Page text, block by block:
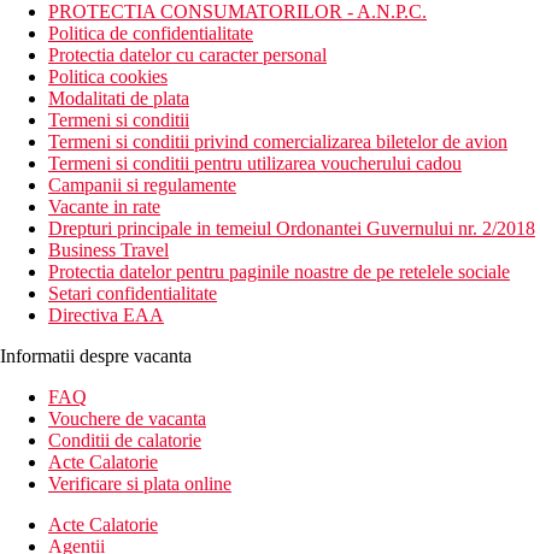
PROTECTIA CONSUMATORILOR - A.N.P.C.
Politica de confidentialitate
Protectia datelor cu caracter personal
Politica cookies
Modalitati de plata
Termeni si conditii
Termeni si conditii privind comercializarea biletelor de avion
Termeni si conditii pentru utilizarea voucherului cadou
Campanii si regulamente
Vacante in rate
Drepturi principale in temeiul Ordonantei Guvernului nr. 2/2018
Business Travel
Protectia datelor pentru paginile noastre de pe retelele sociale
Setari confidentialitate
Directiva EAA
Informatii despre vacanta
FAQ
Vouchere de vacanta
Conditii de calatorie
Acte Calatorie
Verificare si plata online
Acte Calatorie
Agentii